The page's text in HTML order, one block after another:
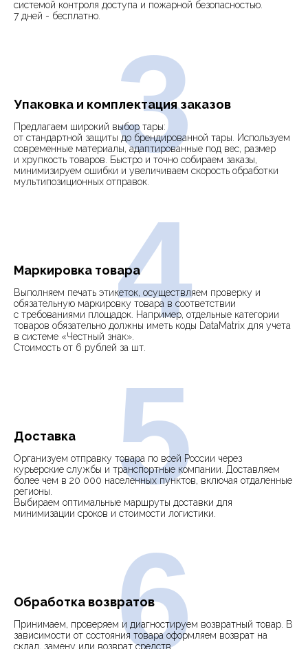
системой контроля доступа и пожарной безопасностью.
7 дней - бесплатно.
Упаковка и комплектация заказов
Предлагаем широкий выбор тары:
от стандартной защиты до брендированной тары. Используем
современные материалы, адаптированные под вес, размер
и хрупкость товаров. Быстро и точно собираем заказы,
минимизируем ошибки и увеличиваем скорость обработки
мультипозиционных отправок.
3
Маркировка товара
Выполняем печать этикеток, осуществляем проверку и
обязательную маркировку товара в соответствии
с требованиями площадок. Например, отдельные категории
товаров обязательно должны иметь коды DataMatrix для учета
в системе «Честный знак».
Стоимость от 6 рублей за шт.
4
Доставка
Организуем отправку товара по всей России через
курьерские службы и транспортные компании. Доставляем
более чем в 20 000 населенных пунктов, включая отдаленные
регионы.
Выбираем оптимальные маршруты доставки для
минимизации сроков и стоимости логистики.
5
Обработка возвратов
Принимаем, проверяем и диагностируем возвратный товар. В
зависимости от состояния товара оформляем возврат на
склад, замену или возврат средств.
6